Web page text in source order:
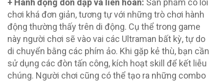
+ Hành động dồn dập và liên hoàn: Sản phẩm có lối
chơi khá đơn giản, tương tự với những trò chơi hành
động thường thấy trên di động. Cụ thể trong game
này người chơi sẽ vào vai các Ultraman bất kỳ, tự do
di chuyển bằng các phím ảo. Khi gặp kẻ thù, bạn cần
sử dụng các đòn tấn công, kích hoạt skill để kết liễu
chúng. Người chơi cũng có thể tạo ra những combo